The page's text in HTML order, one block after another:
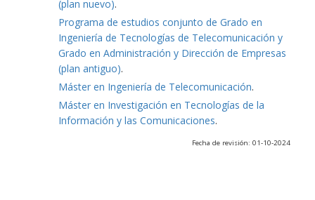
(plan nuevo).
Programa de estudios conjunto de Grado en
Ingeniería de Tecnologías de Telecomunicación y
Grado en Administración y Dirección de Empresas
(plan antiguo).
Máster en Ingeniería de Telecomunicación.
Máster en Investigación en Tecnologías de la
Información y las Comunicaciones.
Fecha de revisión: 01-10-2024